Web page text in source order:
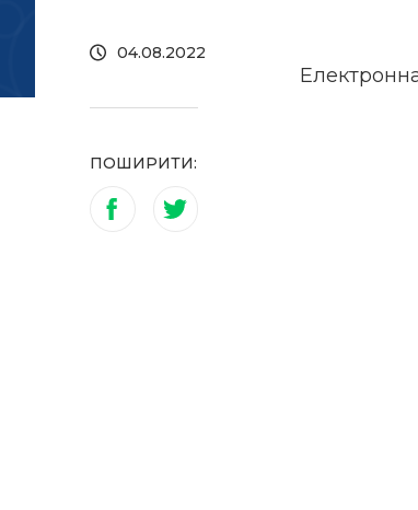
04.08.2022
ПОШИРИТИ: